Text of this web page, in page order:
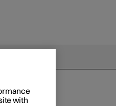
aard
with